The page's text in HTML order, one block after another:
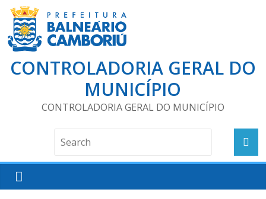
CONTROLADORIA GERAL DO
MUNICÍPIO
CONTROLADORIA GERAL DO MUNICÍPIO